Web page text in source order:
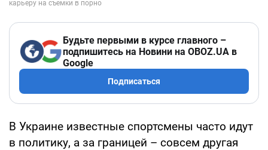
Будьте первыми в курсе главного –
подпишитесь на Новини на OBOZ.UA в
Google
Подписаться
В Украине известные спортсмены часто идут
в политику, а за границей – совсем другая